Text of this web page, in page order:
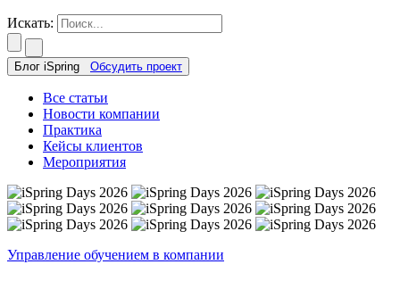
Искать:
Блог iSpring Обсудить проект
Все статьи
Новости компании
Практика
Кейсы клиентов
Мероприятия
Управление обучением в компании